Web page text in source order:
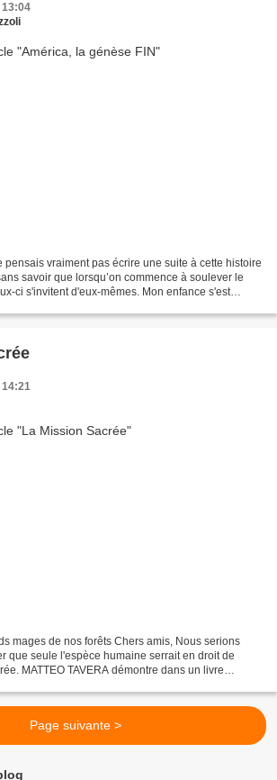
13:04
pensais vraiment pas écrire une suite à cette histoire
savoir que lorsqu’on commence à soulever le
ci s'invitent d'eux-mêmes. Mon enfance s'est
14:21
mages de nos forêts Chers amis, Nous serions
que seule l'espèce humaine serrait en droit de
MATTEO TAVERA démontre dans un livre
Page suivante >